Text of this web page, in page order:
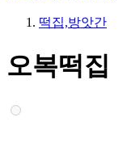
떡집,방앗간
오복떡집